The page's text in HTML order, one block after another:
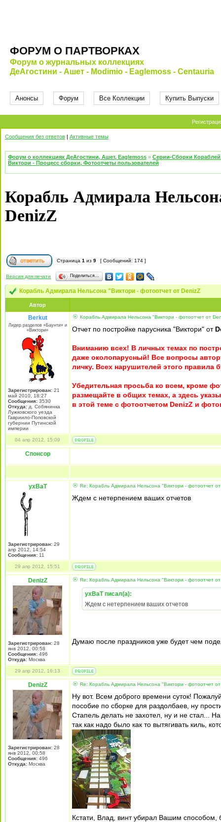
ФОРУМ О ПАРТВОРКАХ
Форум о журнальных коллекциях
ДеАгостини - Ашет - Modimio - Eaglemoss - Centauria
Анонсы Форум Все Коллекции Купить Выпуски
Сообщения без ответов | Активные темы
Форум о коллекциях ДеАгостини, Ашет, Eaglemoss » Серии-Сборки Кораблей
Виктори - Процесс сборки, Фотоотчеты пользователей
Корабль Адмирала
DenizZ
Страница 1 из 9 [ Сообщений: 174 ]
Версия для печати Поделиться…
Корабль Адмирала Нельсона "Виктори - фотоотчет от DenizZ
Автор
Berkut
Лидер разделов «Баунти» и
«Виктори»
Зарегистрирован: 21
май 2010, 18:27
Сообщения: 3530
Откуда: д. Собянинка
Лужковского уезда
Гавриило-Поповской
губернии Путинской
империи
Корабль Адмирала Нельсона "Виктори - фотоотчет от
Отчет по постройке парусника "Виктори" от
Вниманию всех! В личных темах по
даже околопарусный! Все вопросы
личку. Всех нарушителей этого правила
Убедительная просьба ко всем, кроме
размещайте в общих темах, а здесь
в этой теме с фотоотчетом DenizZ и
04 апр 2012, 15:09
Спонсор
yxBaT
Зарегистрирован: 29
апр 2012, 14:54
Сообщения: 11
Re: Корабль Адмирала Нельсона "Виктори - фотоотчет от
Ждем с нетерпением ваших отчетов
29 апр 2012, 15:51
DenizZ
Зарегистрирован: 28
янв 2012, 00:58
Сообщения: 496
Откуда: Москва
Re: Корабль Адмирала Нельсона "Виктори - фотоотчет от
yxBaT писал(а):
Ждем с нетерпением ваших отчетов
Думаю после праздников уже будет чем
29 апр 2012, 16:13
DenizZ
Зарегистрирован: 28
янв 2012, 00:58
Сообщения: 496
Откуда: Москва
Re: Корабль Адмирала Нельсона "Виктори - фотоотчет от
Ну вот. Всем доброго времени суток!
пособие по сборке для раздолбаев, ну
Стапель делать не захотел, ну и не стал...
так как надо было как то вытягивать киль,
Кстати, Влад, винт убирал Вашим